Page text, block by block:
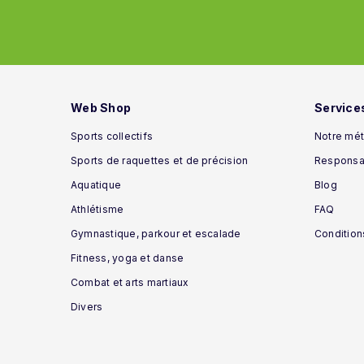
Web Shop
Sports collectifs
Sports de raquettes et de précision
Aquatique
Athlétisme
Gymnastique, parkour et escalade
Fitness, yoga et danse
Combat et arts martiaux
Divers
Notre
Blog
FAQ